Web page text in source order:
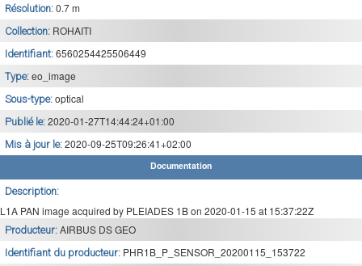
Résolution: 0.7 m
Collection: ROHAITI
Identifiant: 6560254425506449
Type: eo_image
Sous-type: optical
Publié le: 2020-01-27T14:44:24+01:00
Mis à jour le: 2020-09-25T09:26:41+02:00
Documentation
Description:
L1A PAN image acquired by PLEIADES 1B on 2020-01-15 at 15:37:22Z
Producteur: AIRBUS DS GEO
Identifiant du producteur: PHR1B_P_SENSOR_20200115_153722